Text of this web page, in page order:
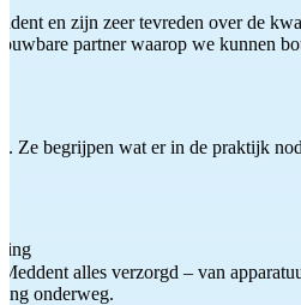
en zijn zeer tevreden over de
partner waarop we kunnen
Ze begrijpen wat er in de praktijk
alles verzorgd – van
onderweg.